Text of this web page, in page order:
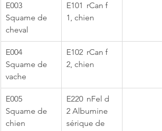
​E003
Squame de
cheval
E101	rCan f
1, chien
​E004
Squame de
vache
E102	rCan f
2, chien
​E005
Squame de
chien
E220	nFel d
2 Albumine
sérique de